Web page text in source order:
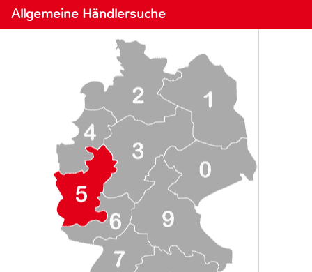
Allgemeine Händlersuche